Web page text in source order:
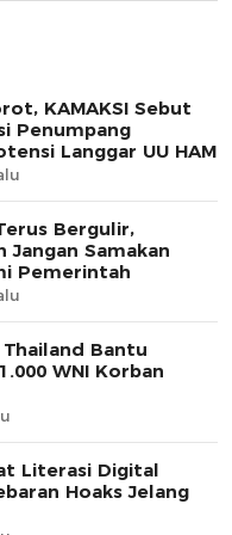
KAMAKSI Sebut
Penumpang
Langgar UU HAM
Bergulir,
Samakan
Pemerintah
Bantu
WNI Korban
Literasi Digital
Hoaks Jelang